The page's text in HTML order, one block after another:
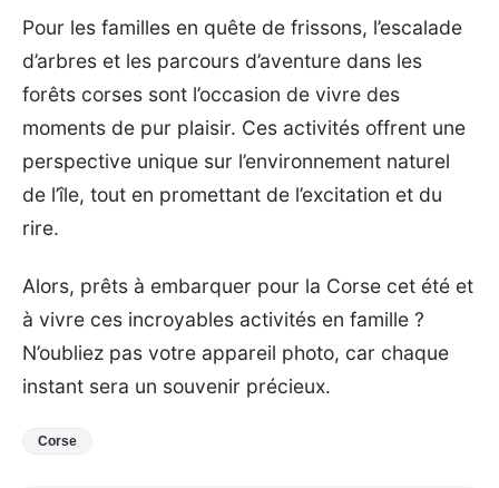
Pour les familles en quête de frissons, l’escalade
d’arbres et les parcours d’aventure dans les
forêts corses sont l’occasion de vivre des
moments de pur plaisir. Ces activités offrent une
perspective unique sur l’environnement naturel
de l’île, tout en promettant de l’excitation et du
rire.
Alors, prêts à embarquer pour la Corse cet été et
à vivre ces incroyables activités en famille ?
N’oubliez pas votre appareil photo, car chaque
instant sera un souvenir précieux.
Corse